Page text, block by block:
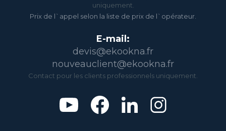
uniquement.
Prix de l`appel selon la liste de prix de l`opérateur.
E-mail:
devis@ekookna.fr
nouveauclient@ekookna.fr
Contact pour les clients professionnels uniquement.